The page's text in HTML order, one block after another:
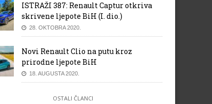
ISTRAŽI 387: Renault Captur otkriva
skrivene ljepote BiH (I. dio.)
28. OKTOBRA 2020.
Novi Renault Clio na putu kroz
prirodne ljepote BiH
18. AUGUSTA 2020.
OSTALI ČLANCI